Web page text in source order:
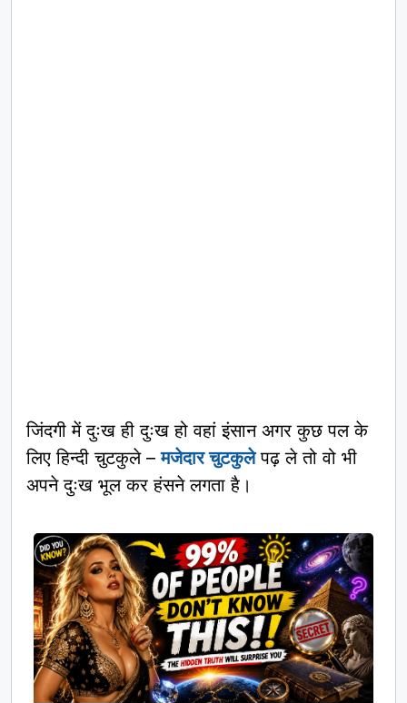
जिंदगी में दुःख ही दुःख हो वहां इंसान अगर कुछ पल के
लिए हिन्दी चुटकुले –मजेदार चुटकुलेपढ़ ले तो वो भी
अपने दुःख भूल कर हंसने लगता है।